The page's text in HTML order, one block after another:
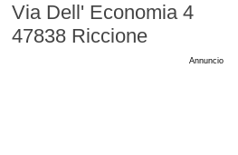
Via Dell' Economia 4
47838 Riccione
Annuncio